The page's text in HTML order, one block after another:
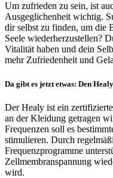
Um zufrieden zu sein, ist
Ausgeglichenheit wichtig.
dir selbst zu finden, um die
Seele wiederherzustellen?
Vitalität haben und dein
mehr Zufriedenheit und
Da gibt es jetzt etwas: Den
Der Healy ist ein
an der Kleidung getragen
Frequenzen soll es
stimulieren. Durch
Frequenzprogramme
Zellmembranspannung
wird.